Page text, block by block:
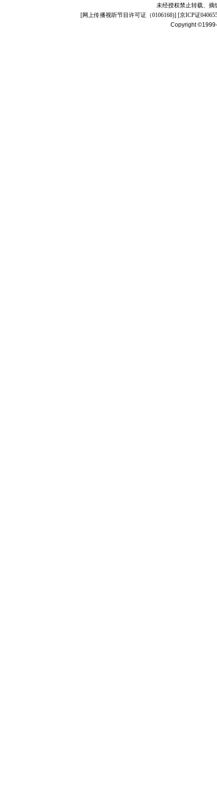
未经授权禁止转载、摘
[网上传播视听节目许可证（0106168)] [京ICP证
Copyright